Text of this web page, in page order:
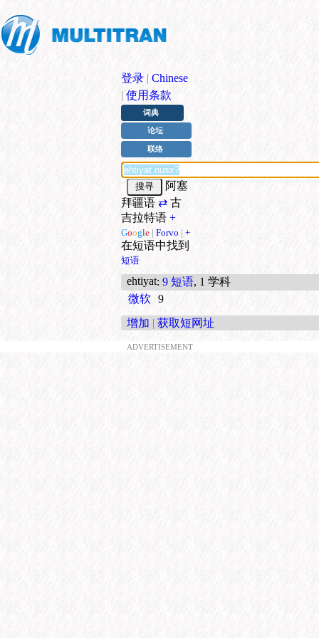
登录 | Chinese
| 使用条款
词典
论坛
联络
阿塞
拜疆语 ⇄ 古
吉拉特语 +
Google | Forvo | +
在短语中找到
短语
ehtiyat: 9 短语, 1 学科
微软 9
增加 | 获取短网址
ADVERTISEMENT